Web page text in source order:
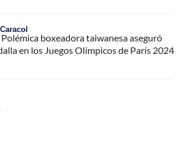
Polémica boxeadora taiwanesa aseguró
en los Juegos Olímpicos de París 2024